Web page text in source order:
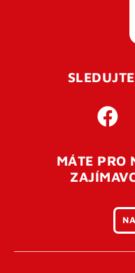
Pro úspěšné
vaší e-mailovou
otevření tohoto
přihlásit. Nezapomeňte
MÁTE PRO